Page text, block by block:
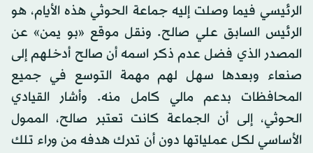
الرئيسي فيما وصلت إليه جماعة الحوثي هذه الأيام، هو
الرئيس السابق علي صالح. ونقل موقع «بو يمن» عن
المصدر الذي فضل عدم ذكر اسمه أن صالح أدخلهم إلى
صنعاء وبعدها سهل لهم مهمة التوسع في جميع
المحافظات بدعم مالي كامل منه. وأشار القيادي
الحوثي، إلى أن الجماعة كانت تعتبر صالح، الممول
الأساسي لكل عملياتها دون أن تدرك هدفه من وراء تلك